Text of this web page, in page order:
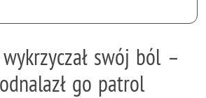
swój ból –
go patrol